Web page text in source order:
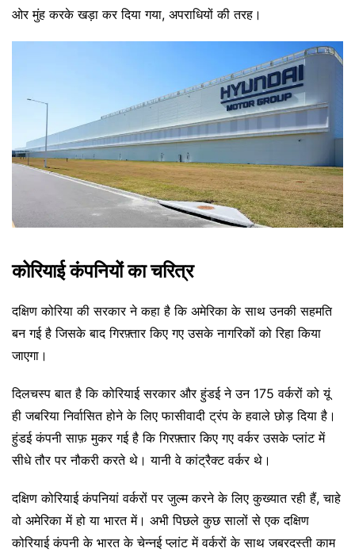
ओर मुंह करके खड़ा कर दिया गया, अपराधियों की तरह।
कोरियाई कंपनियों का चरित्र
दक्षिण कोरिया की सरकार ने कहा है कि अमेरिका के साथ उनकी सहमति
बन गई है जिसके बाद गिरफ़्तार किए गए उसके नागरिकों को रिहा किया
जाएगा।
दिलचस्प बात है कि कोरियाई सरकार और हुंडई ने उन 175 वर्करों को यूं
ही जबरिया निर्वासित होने के लिए फासीवादी ट्रंप के हवाले छोड़ दिया है।
हुंडई कंपनी साफ़ मुकर गई है कि गिरफ़्तार किए गए वर्कर उसके प्लांट में
सीधे तौर पर नौकरी करते थे। यानी वे कांट्रैक्ट वर्कर थे।
दक्षिण कोरियाई कंपनियां वर्करों पर जुल्म करने के लिए कुख्यात रही हैं, चाहे
वो अमेरिका में हो या भारत में। अभी पिछले कुछ सालों से एक दक्षिण
कोरियाई कंपनी के भारत के चेन्नई प्लांट में वर्करों के साथ जबरदस्ती काम